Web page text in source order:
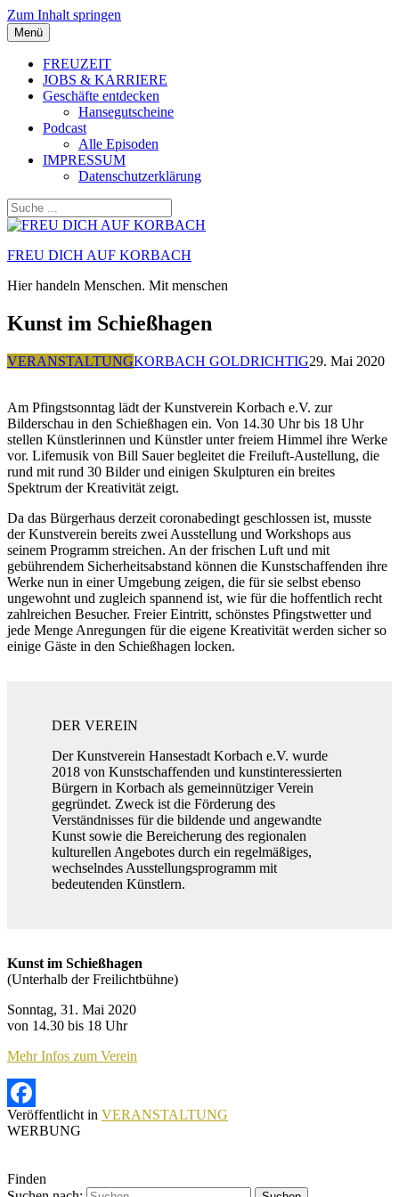
Zum Inhalt springen
Menü
FREUZEIT
JOBS & KARRIERE
Geschäfte entdecken
Hansegutscheine
Podcast
Alle Episoden
IMPRESSUM
Datenschutzerklärung
FREU DICH AUF KORBACH
Hier handeln Menschen. Mit menschen
Kunst im Schießhagen
VERANSTALTUNGKORBACH GOLDRICHTIG29. Mai 2020
Am Pfingstsonntag lädt der Kunstverein Korbach e.V. zur
Bilderschau in den Schießhagen ein. Von 14.30 Uhr bis 18 Uhr
stellen Künstlerinnen und Künstler unter freiem Himmel ihre Werke
vor. Lifemusik von Bill Sauer begleitet die Freiluft-Austellung, die
rund mit rund 30 Bilder und einigen Skulpturen ein breites
Spektrum der Kreativität zeigt.
Da das Bürgerhaus derzeit coronabedingt geschlossen ist, musste
der Kunstverein bereits zwei Ausstellung und Workshops aus
seinem Programm streichen. An der frischen Luft und mit
gebührendem Sicherheitsabstand können die Kunstschaffenden ihre
Werke nun in einer Umgebung zeigen, die für sie selbst ebenso
ungewohnt und zugleich spannend ist, wie für die hoffentlich recht
zahlreichen Besucher. Freier Eintritt, schönstes Pfingstwetter und
jede Menge Anregungen für die eigene Kreativität werden sicher so
einige Gäste in den Schießhagen locken.
DER VEREIN
Der Kunstverein Hansestadt Korbach e.V. wurde
2018 von Kunstschaffenden und kunstinteressierten
Bürgern in Korbach als gemeinnütziger Verein
gegründet. Zweck ist die Förderung des
Verständnisses für die bildende und angewandte
Kunst sowie die Bereicherung des regionalen
kulturellen Angebotes durch ein regelmäßiges,
wechselndes Ausstellungsprogramm mit
bedeutenden Künstlern.
Kunst im Schießhagen
(Unterhalb der Freilichtbühne)
Sonntag, 31. Mai 2020
von 14.30 bis 18 Uhr
Mehr Infos zum Verein
Facebook
Veröffentlicht in VERANSTALTUNG
WERBUNG
Finden